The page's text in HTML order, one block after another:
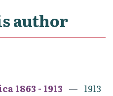
author
1863 - 1913 1913